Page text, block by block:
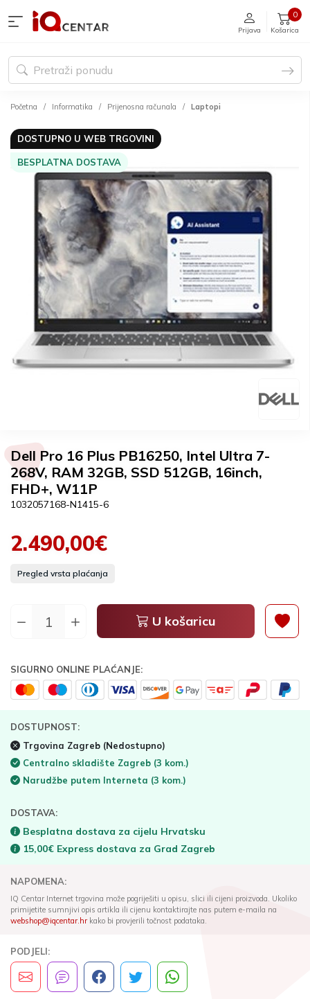
Prijava Košarica
0
Početna Informatika Prijenosna računala Laptopi
DOSTUPNO U WEB TRGOVINI
BESPLATNA DOSTAVA
Dell Pro 16 Plus PB16250, Intel Ultra 7-
268V, RAM 32GB, SSD 512GB, 16inch,
FHD+, W11P
1032057168-N1415-6
2.490,00€
Pregled vrsta plaćanja
U košaricu
SIGURNO ONLINE PLAĆANJE:
DOSTUPNOST:
Trgovina Zagreb (Nedostupno)
Centralno skladište Zagreb (3 kom.)
Narudžbe putem Interneta (3 kom.)
DOSTAVA:
Besplatna dostava za cijelu Hrvatsku
15,00€ Express dostava za Grad Zagreb
NAPOMENA:
IQ Centar Internet trgovina može pogriješiti u opisu, slici ili cijeni proizvoda. Ukoliko
primijetite sumnjivi opis artikla ili cijenu kontaktirajte nas putem e-maila na
webshop@iqcentar.hrkako bi provjerili točnost podataka.
PODJELI: